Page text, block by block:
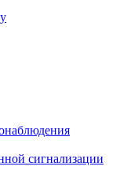
сигнализации